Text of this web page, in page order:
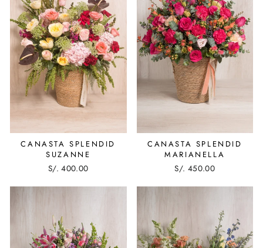
CANASTA SPLENDID
SUZANNE
S/. 400.00
CANASTA SPLENDID
MARIANELLA
S/. 450.00